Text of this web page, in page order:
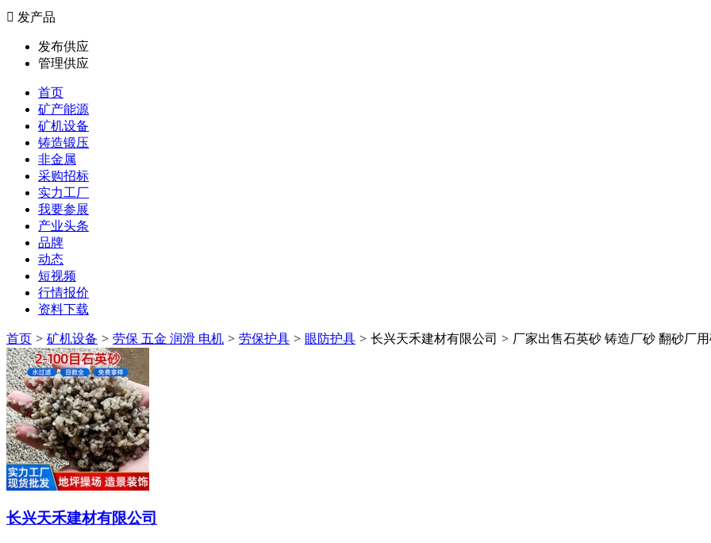
 发产品
发布供应
管理供应
首页
矿产能源
矿机设备
铸造锻压
非金属
采购招标
实力工厂
我要参展
产业头条
品牌
动态
短视频
行情报价
资料下载
首页 > 矿机设备 > 劳保 五金 润滑 电机 > 劳保护具 > 眼防护具 > 长兴天禾建材有限公司 > 厂家出售石英砂 铸造厂砂 翻砂厂
长兴天禾建材有限公司